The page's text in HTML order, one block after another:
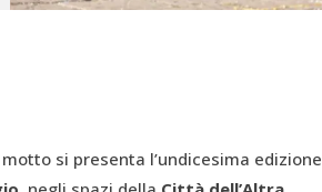
motto si presenta l’undicesima edizione